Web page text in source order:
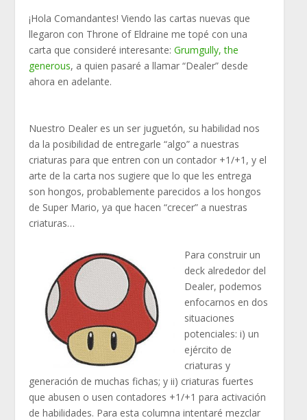
¡Hola Comandantes! Viendo las cartas nuevas que
llegaron con Throne of Eldraine me topé con una
carta que consideré interesante:Grumgully, the
generous, a quien pasaré a llamar “Dealer” desde
ahora en adelante.
Nuestro Dealer es un ser juguetón, su habilidad nos
da la posibilidad de entregarle “algo” a nuestras
criaturas para que entren con un contador +1/+1, y el
arte de la carta nos sugiere que lo que les entrega
son hongos, probablemente parecidos a los hongos
de Super Mario, ya que hacen “crecer” a nuestras
criaturas…
Para construir un
deck alrededor del
Dealer, podemos
enfocarnos en dos
situaciones
potenciales: i) un
ejército de
criaturas y
generación de muchas fichas; y ii) criaturas fuertes
que abusen o usen contadores +1/+1 para activación
de habilidades. Para esta columna intentaré mezclar